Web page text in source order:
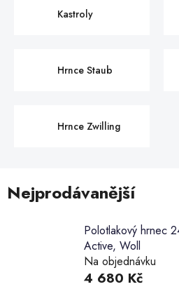
Kastroly
Hrnce Staub
Hrnce Zwilling
Nejprodávanější
Polotlakový hrnec
Active, Woll
Na objednávku
4 680 Kč